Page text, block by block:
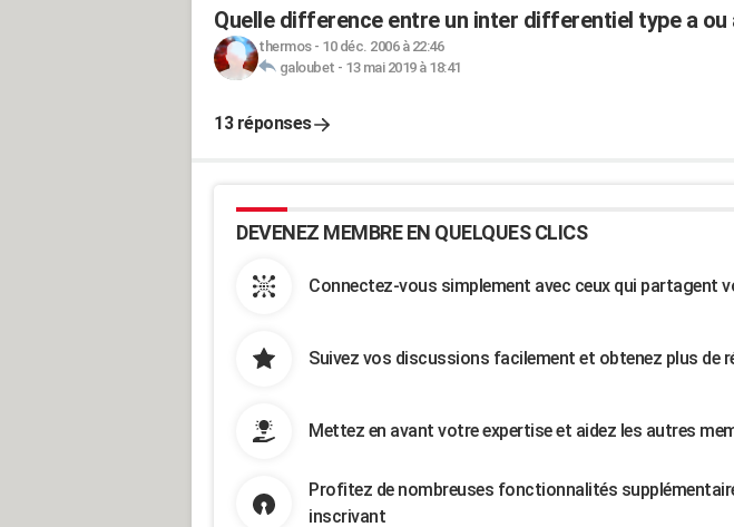
Quelle difference entre un inter differentiel type a ou
thermos- 10 déc. 2006 à 22:46
galoubet - 13 mai 2019 à 18:41
13 réponses
DEVENEZ MEMBRE EN QUELQUES CLICS
Connectez-vous simplement avec ceux qui partagent
Suivez vos discussions facilement et obtenez plus de
Mettez en avant votre expertise et aidez les autres
Profitez de nombreuses fonctionnalités
inscrivant